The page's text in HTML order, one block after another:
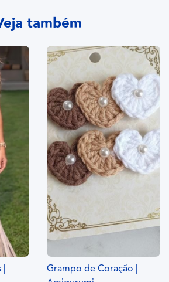
também
|
Grampo de Coração |